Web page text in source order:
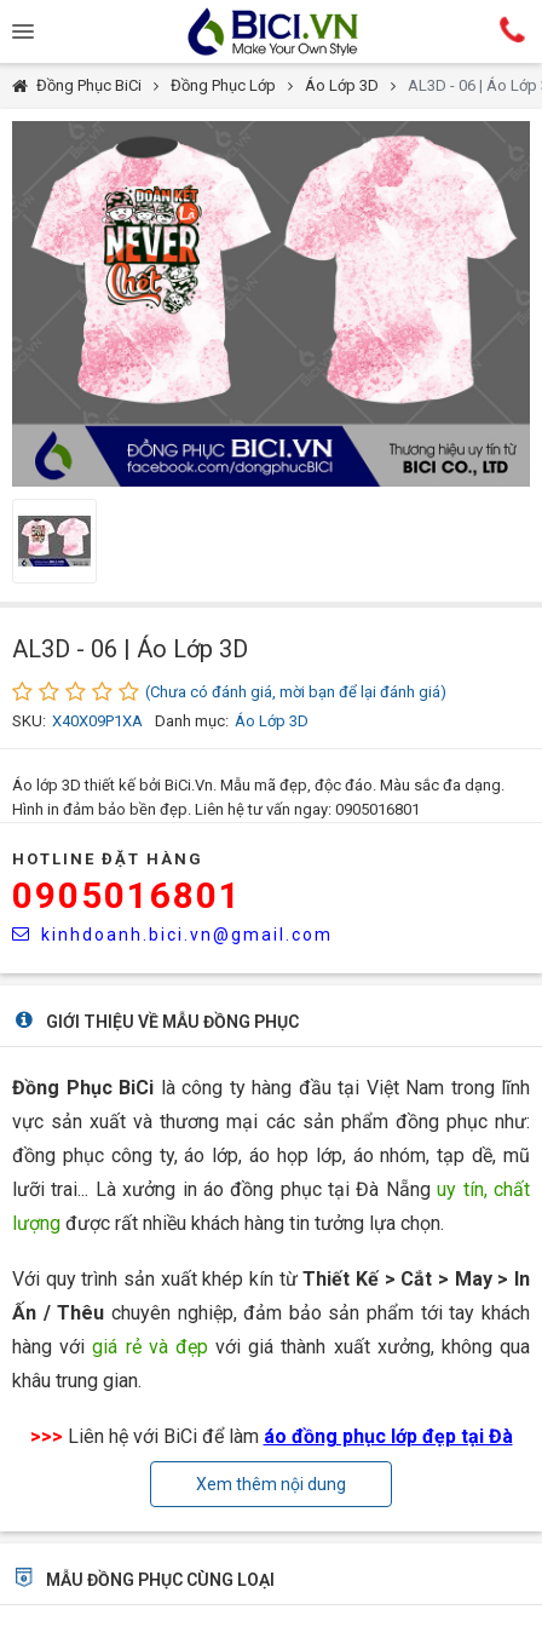
Đồng Phục BiCi Đồng Phục Lớp Áo Lớp 3D AL3D - 06 | Áo Lớp
AL3D - 06 | Áo Lớp 3D
(Chưa có đánh giá, mời bạn để lại đánh giá)
SKU: X40X09P1XA Danh mục: Áo Lớp 3D
Áo lớp 3D thiết kế bởi BiCi.Vn. Mẫu mã đẹp, độc đáo. Màu sắc đa dạng.
Hình in đảm bảo bền đẹp. Liên hệ tư vấn ngay: 0905016801
HOTLINE ĐẶT HÀNG
0905016801
kinhdoanh.bici.vn@gmail.com
GIỚI THIỆU VỀ MẪU ĐỒNG PHỤC
Đồng Phục BiCi là công ty hàng đầu tại Việt Nam trong lĩnh
vực sản xuất và thương mại các sản phẩm đồng phục như:
đồng phục công ty, áo lớp, áo họp lớp, áo nhóm, tạp dề, mũ
lưỡi trai... Là xưởng in áo đồng phục tại Đà Nẵnguy tín, chất
lượng được rất nhiều khách hàng tin tưởng lựa chọn.
Với quy trình sản xuất khép kín từThiết Kế > Cắt > May > In
Ấn / Thêu chuyên nghiệp, đảm bảo sản phẩm tới tay khách
hàng vớigiá rẻ và đẹpvới giá thành xuất xưởng, không qua
khâu trung gian.
>>> Liên hệ với BiCi để làm áo đồng phục lớp đẹp tại Đà
Xem thêm nội dung
MẪU ĐỒNG PHỤC CÙNG LOẠI